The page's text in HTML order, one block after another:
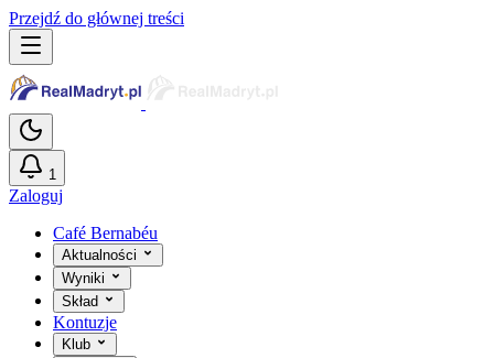
Przejdź do głównej treści
1
Zaloguj
Café Bernabéu
Aktualności
Wyniki
Skład
Kontuzje
Klub